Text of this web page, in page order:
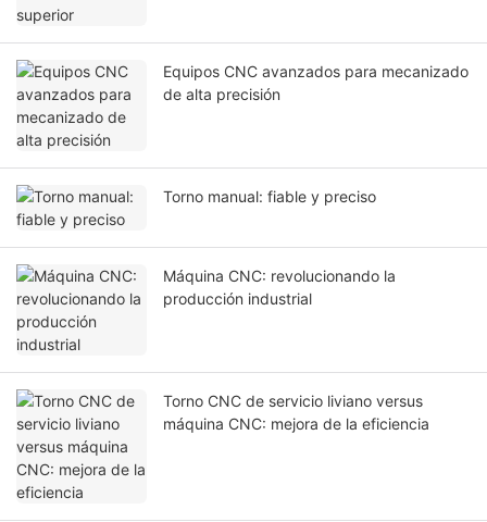
Equipos CNC avanzados para mecanizado
de alta precisión
Torno manual: fiable y preciso
Máquina CNC: revolucionando la
producción industrial
Torno CNC de servicio liviano versus
máquina CNC: mejora de la eficiencia